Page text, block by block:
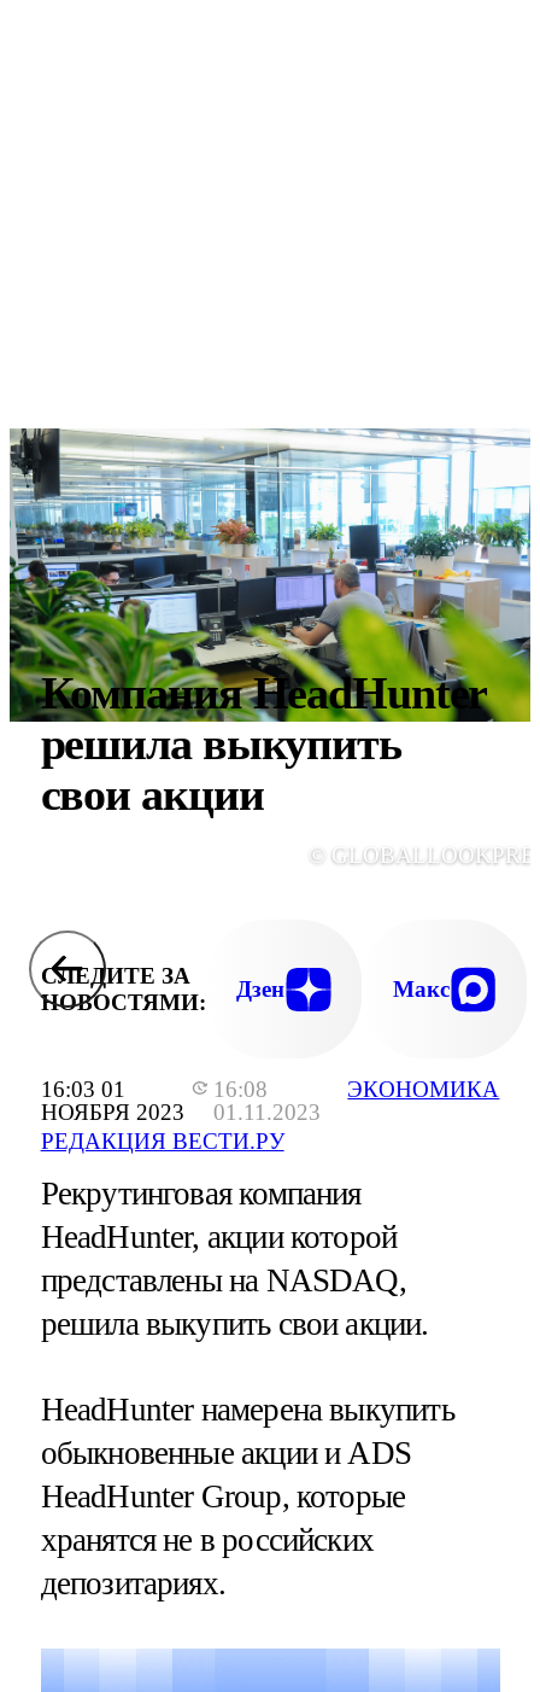
16:03 01
НОЯБРЯ 2023
16:08
01.11.2023
РЕДАКЦИЯ ВЕСТИ.РУ
ЭКОНОМИКА
Компания HeadHunter
решила выкупить
свои акции
©
СЛЕДИТЕ ЗА
НОВОСТЯМИ:
Дзен Макс
Рекрутинговая компания
HeadHunter, акции которой
представлены на NASDAQ,
решила выкупить свои акции.
HeadHunter намерена выкупить
обыкновенные акции и ADS
HeadHunter Group, которые
хранятся не в российских
депозитариях.